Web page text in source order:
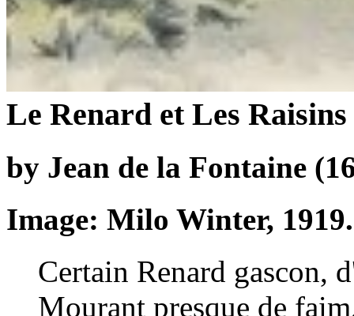
Le Renard et Les Raisins
by Jean de la Fontaine
Image: Milo Winter, 1919.
Certain Renard gascon,
Mourant presque de